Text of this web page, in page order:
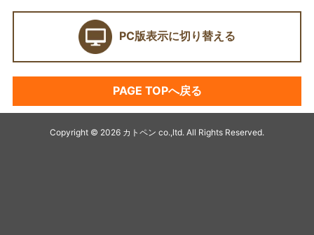
ショールーム
契約前に確認したい業者選びの7つのポイント
外壁塗装セミナー
PC版表示に切り替える
PAGE TOPへ戻る
Copyright © 2026 カトペン co.,ltd. All Rights Reserved.